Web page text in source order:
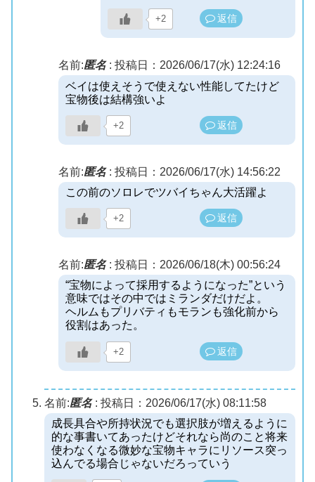
+2 返信
名前:匿名: 投稿日：2026/06/17(水) 12:24:16
ベイは使えそうで使えない性能してたけど
宝物後は結構強いよ
+2 返信
名前:匿名: 投稿日：2026/06/17(水) 14:56:22
この前のソロレでツバイちゃん大活躍よ
+2 返信
名前:匿名: 投稿日：2026/06/18(木) 00:56:24
“宝物によって採用するようになった”という
意味ではその中ではミランダだけだよ。
ヘルムもプリバティもモランも強化前から
役割はあった。
+2 返信
名前:匿名: 投稿日：2026/06/17(水) 08:11:58
成長具合や所持状況でも選択肢が増えるように
的な事書いてあったけどそれなら尚のこと将来
使わなくなる微妙な宝物キャラにリソース突っ
込んでる場合じゃないだろっていう